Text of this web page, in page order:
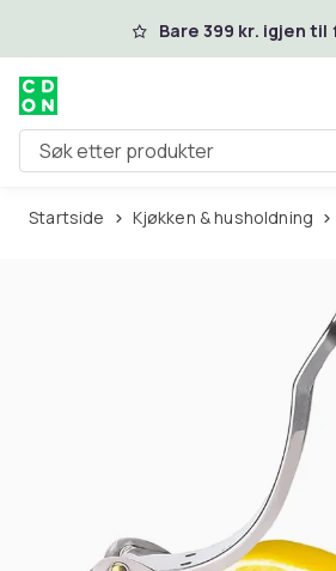
Hopp til hovedinnhold
Bare 399 kr. igjen
Søk etter produkter
Startside Kjøkken & husholdning